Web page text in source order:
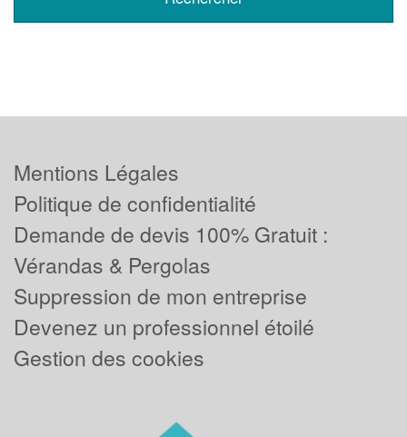
Mentions Légales
Politique de confidentialité
Demande de devis 100% Gratuit :
Vérandas & Pergolas
Suppression de mon entreprise
Devenez un professionnel étoilé
Gestion des cookies